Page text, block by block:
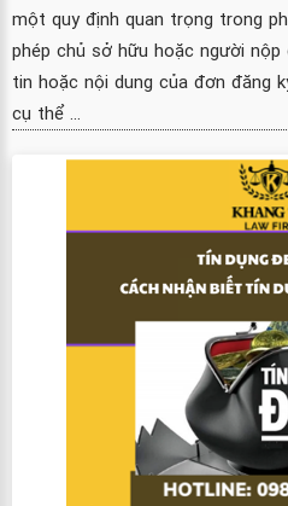
một quy định quan trọng trong
phép chủ sở hữu hoặc người
tin hoặc nội dung của đơn đăng
cụ thể ...